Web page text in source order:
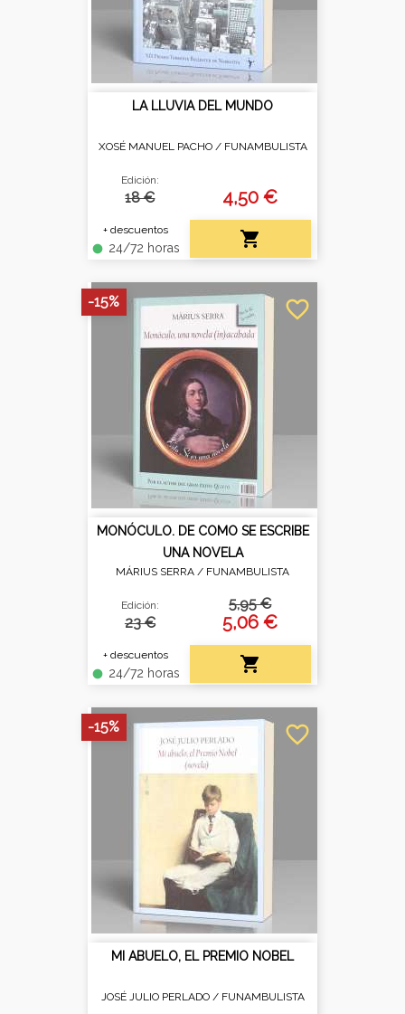
LA LLUVIA DEL MUNDO
XOSÉ MANUEL PACHO / FUNAMBULISTA
Edición:
18 €
+ descuentos
fiber_manual_record 24/72 horas
4,50 €

MONÓCULO. DE COMO SE ESCRIBE
UNA NOVELA
MÁRIUS SERRA / FUNAMBULISTA
Edición:
23 €
+ descuentos
fiber_manual_record 24/72 horas
5,95 €
5,06 €

favorite_border
-15%
MI ABUELO, EL PREMIO NOBEL
JOSÉ JULIO PERLADO / FUNAMBULISTA
favorite_border
-15%